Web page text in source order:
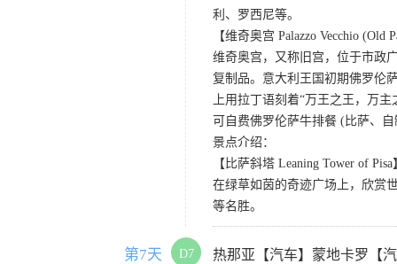
利、罗西尼等。
【维奇奥宫 Palazzo Vecchio (Old
维奇奥宫，又称旧宫，位于市政
复制品。意大利王国初期佛罗伦
上用拉丁语刻着“万王之王，万
可自费佛罗伦萨牛排餐 (比萨、
景点介绍：
【比萨斜塔 Leaning Tower of Pisa
在绿草如茵的奇迹广场上，欣赏
等名胜。
第7天 D7 热那亚【汽车】蒙地卡罗【